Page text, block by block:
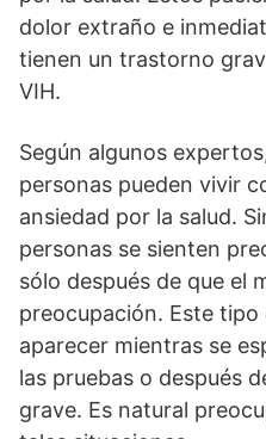
dolor extraño e
tienen un trastorno
VIH.
Según algunos
personas pueden vivir
ansiedad por la salud.
personas se sienten
sólo después de que el
preocupación. Este
aparecer mientras se
las pruebas o después
grave. Es natural